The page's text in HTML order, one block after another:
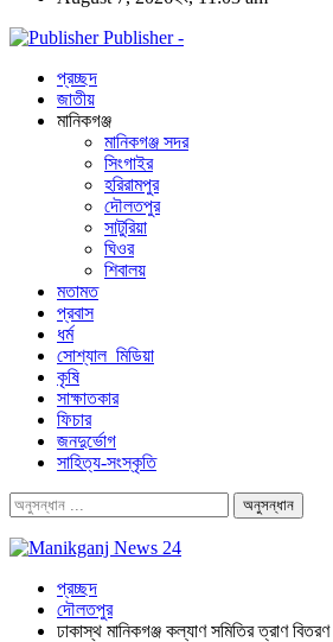
Publisher -
প্রচ্ছদ
জাতীয়
মানিকগঞ্জ
মানিকগঞ্জ সদর
সিংগাইর
হরিরামপুর
দৌলতপুর
সাটুরিয়া
ঘিওর
শিবালয়
মতামত
প্রবাস
ধর্ম
সোশ্যাল_মিডিয়া
কৃষি
সাক্ষাতকার
ফিচার
জনদুর্ভোগ
সাহিত্য-সংস্কৃতি
প্রচ্ছদ
দৌলতপুর
ঢাকাস্থ মানিকগঞ্জ কল্যাণ সমিতির ত্রাণ বিতরণ